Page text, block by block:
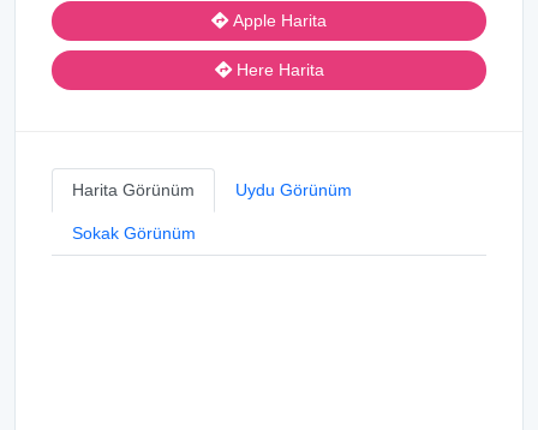
Apple Harita
Here Harita
Harita Görünüm Uydu Görünüm
Sokak Görünüm